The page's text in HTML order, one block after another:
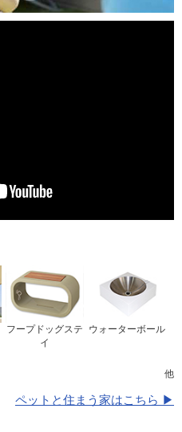
フープドッグステ
イ
ウォーターボール
他
ペットと住まう家はこちら ▶